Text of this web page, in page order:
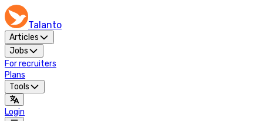
Talanto
Articles
Jobs
For recruiters
Plans
Tools
Login